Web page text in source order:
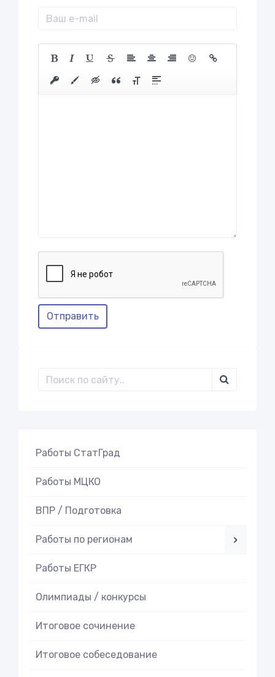
Отправить
Работы СтатГрад
Работы МЦКО
ВПР / Подготовка
Работы по регионам
Работы ЕГКР
Олимпиады / конкурсы
Итоговое cочинение
Итоговое cобеседование